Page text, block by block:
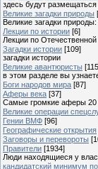
здесь будут
Великие загадки природы
Великие загадки
Лекции по истории [6]
Лекции по
Загадки истории [109]
загадки истории
Великие авантюристы
в этом разделе вы
Боги народов мира [87]
Аферы века [37]
Самые громкие аферы 20
Великие операции
Гении ВМФ [96]
Географические открытия
Заговоры и перевороты
Правители [1934]
Люди находящиеся у
кандидатский минимум